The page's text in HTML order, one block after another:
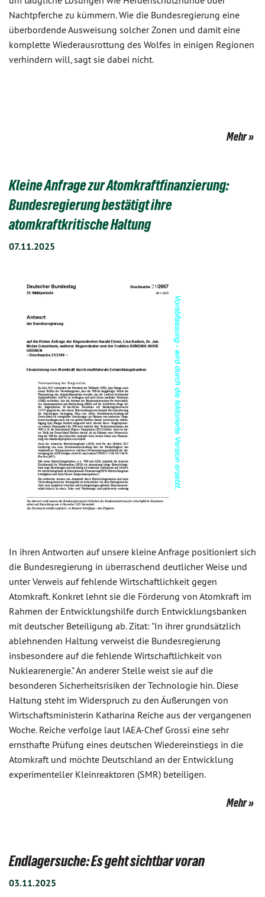
Nachtpferche zu kümmern. Wie die Bundesregierung eine
überbordende Ausweisung solcher Zonen und damit eine
komplette Wiederausrottung des Wolfes in einigen Regionen
verhindern will, sagt sie dabei nicht.
Mehr
Kleine Anfrage zur Atomkraftfinanzierung:
Bundesregierung bestätigt ihre
atomkraftkritische Haltung
07.11.2025
In ihren Antworten auf unsere kleine Anfrage positioniert sich
die Bundesregierung in überraschend deutlicher Weise und
unter Verweis auf fehlende Wirtschaftlichkeit gegen
Atomkraft. Konkret lehnt sie die Förderung von Atomkraft im
Rahmen der Entwicklungshilfe durch Entwicklungsbanken
mit deutscher Beteiligung ab. Zitat: "In ihrer grundsätzlich
ablehnenden Haltung verweist die Bundesregierung
insbesondere auf die fehlende Wirtschaftlichkeit von
Nuklearenergie." An anderer Stelle weist sie auf die
besonderen Sicherheitsrisiken der Technologie hin. Diese
Haltung steht im Widerspruch zu den Äußerungen von
Wirtschaftsministerin Katharina Reiche aus der vergangenen
Woche. Reiche verfolge laut IAEA-Chef Grossi eine sehr
ernsthafte Prüfung eines deutschen Wiedereinstiegs in die
Atomkraft und möchte Deutschland an der Entwicklung
experimenteller Kleinreaktoren (SMR) beteiligen.
Mehr
Endlagersuche: Es geht sichtbar voran
03.11.2025